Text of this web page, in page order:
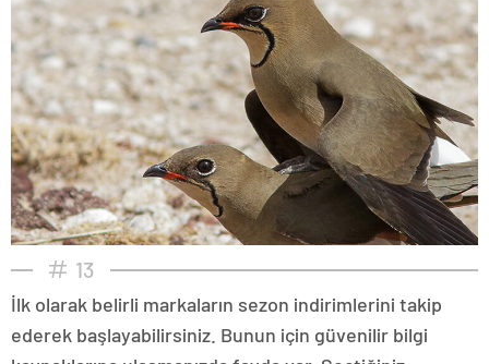
13
İlk olarak belirli markaların sezon indirimlerini takip
ederek başlayabilirsiniz. Bunun için güvenilir bilgi